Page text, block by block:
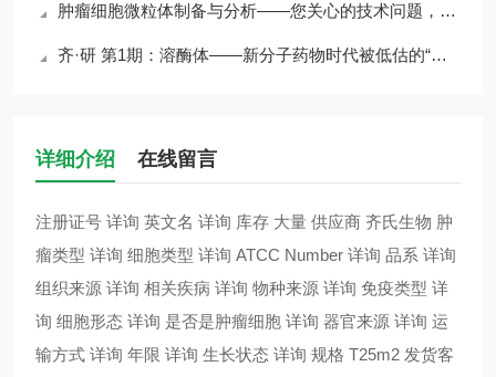
肿瘤细胞微粒体制备与分析——您关心的技术问题，答案全在这里
齐·研 第1期：溶酶体——新分子药物时代被低估的“超级处理器”
详细介绍 在线留言
注册证号 详询 英文名 详询 库存 大量 供应商 齐氏生物 肿
瘤类型 详询 细胞类型 详询 ATCC Number 详询 品系 详询
组织来源 详询 相关疾病 详询 物种来源 详询 免疫类型 详
询 细胞形态 详询 是否是肿瘤细胞 详询 器官来源 详询 运
输方式 详询 年限 详询 生长状态 详询 规格 T25m2 发货客